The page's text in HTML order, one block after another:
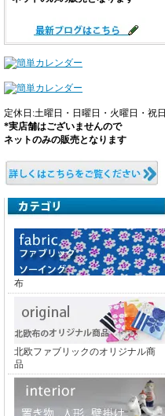
定休日:土曜日・日曜日・火曜日・祝日
*実店舗はございませんので
ネットのみの販売となります
布
北欧ファブリックのオリジナル商
品